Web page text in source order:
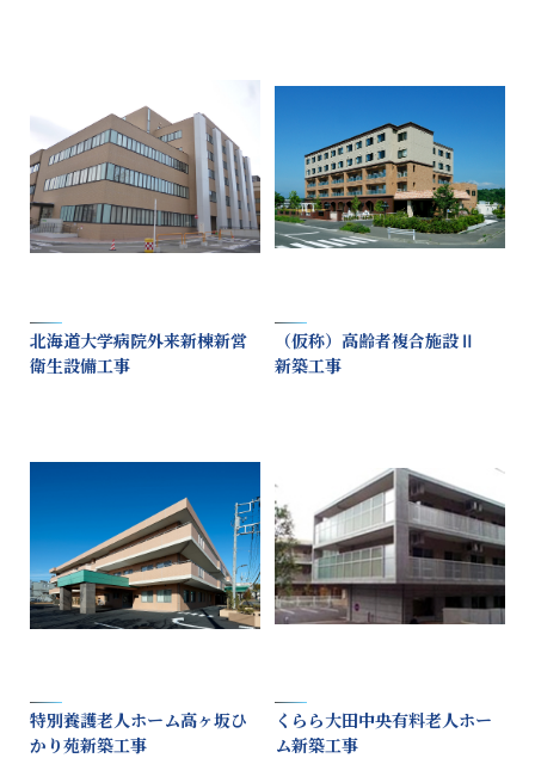
北海道大学病院外来新棟新営
衛生設備工事
（仮称）高齢者複合施設Ⅱ
新築工事
特別養護老人ホーム高ヶ坂ひ
かり苑新築工事
くらら大田中央有料老人ホー
ム新築工事